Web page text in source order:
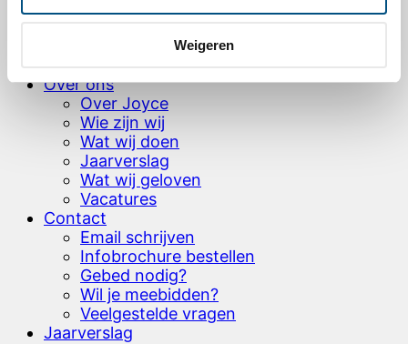
Weigeren
Testamentbrochure aanvragen
Over ons
Over Joyce
Wie zijn wij
Wat wij doen
Jaarverslag
Wat wij geloven
Vacatures
Contact
Email schrijven
Infobrochure bestellen
Gebed nodig?
Wil je meebidden?
Veelgestelde vragen
Jaarverslag